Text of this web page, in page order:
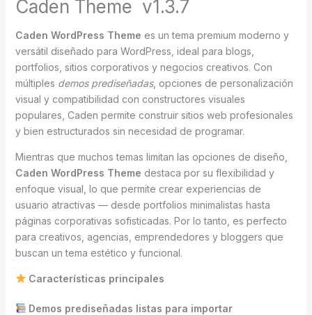
Caden Theme v1.3.7
Caden WordPress Theme es un tema premium moderno y
versátil diseñado para WordPress, ideal para blogs,
portfolios, sitios corporativos y negocios creativos. Con
múltiples demos prediseñadas, opciones de personalización
visual y compatibilidad con constructores visuales
populares, Caden permite construir sitios web profesionales
y bien estructurados sin necesidad de programar.
Mientras que muchos temas limitan las opciones de diseño,
Caden WordPress Theme destaca por su flexibilidad y
enfoque visual, lo que permite crear experiencias de
usuario atractivas — desde portfolios minimalistas hasta
páginas corporativas sofisticadas. Por lo tanto, es perfecto
para creativos, agencias, emprendedores y bloggers que
buscan un tema estético y funcional.
Características principales
Demos prediseñadas listas para importar